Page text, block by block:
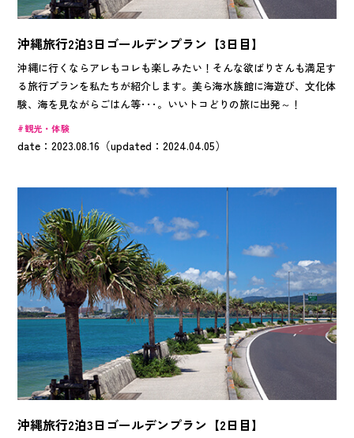
沖縄旅行2泊3日ゴールデンプラン【3日目】
沖縄に行くならアレもコレも楽しみたい！そんな欲ばりさんも満足す
る旅行プランを私たちが紹介します。美ら海水族館に海遊び、文化体
験、海を見ながらごはん等･･･。いいトコどりの旅に出発～！
観光・体験
date：2023.08.16（updated：2024.04.05）
沖縄旅行2泊3日ゴールデンプラン【2日目】